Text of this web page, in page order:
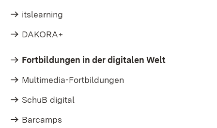
itslearning
DAKORA+
Fortbildungen in der digitalen Welt
Multimedia-Fortbildungen
SchuB digital
Barcamps